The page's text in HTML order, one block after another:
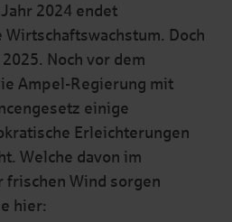
2024 endet
Doch
Noch vor dem
Ampel-Regierung mit
einige
Erleichterungen
Welche davon im
frischen Wind sorgen
hier: